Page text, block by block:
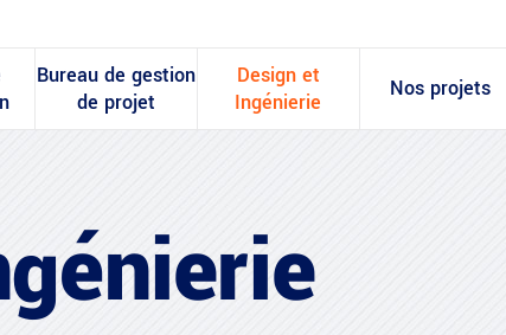
Bureau de gestion
de projet
Design et
Ingénierie
Nos projets